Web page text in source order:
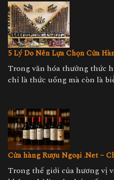
5 Lý Do Nên Lựa Chọn Cửa
Trong văn hóa thưởng thức
chỉ là thức uống mà còn là
Cửa hàng Rượu Ngoại .Net –
Trong thế giới của hương vị